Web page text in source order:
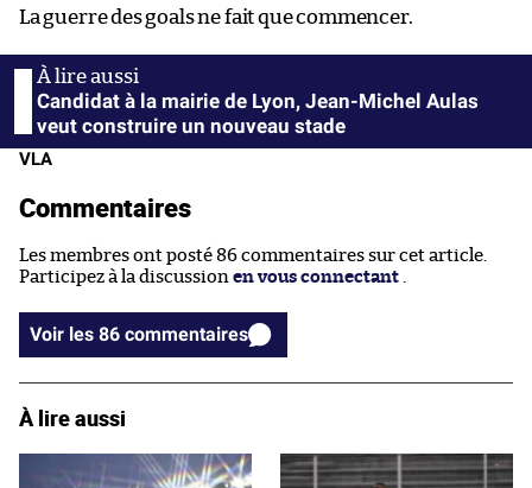
La guerre des goals ne fait que commencer.
Candidat à la mairie de Lyon, Jean-Michel Aulas
veut construire un nouveau stade
VLA
Commentaires
Les membres ont posté 86 commentaires sur cet article.
Participez à la discussion en vous connectant
Voir les 86 commentaires
À lire aussi